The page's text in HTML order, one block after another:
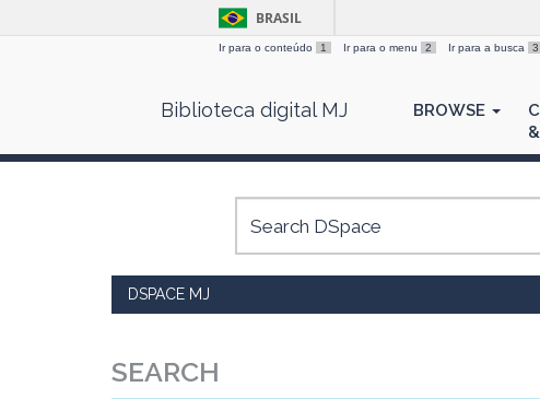
BRASIL
Ir para o conteúdo 1 Ir para o menu 2 Ir para a busca 3
Biblioteca digital MJ BROWSE
DSPACE MJ
SEARCH